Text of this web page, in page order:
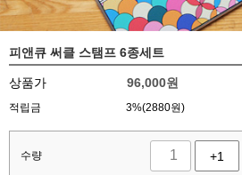
피앤큐 써클 스탬프 6종세트
상품가 96,000원
적립금 3%(2880원)
수량 +1